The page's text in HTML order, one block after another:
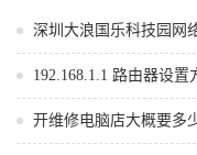
深圳大浪国乐科技园网
192.168.1.1 路由器设置
开维修电脑店大概要多